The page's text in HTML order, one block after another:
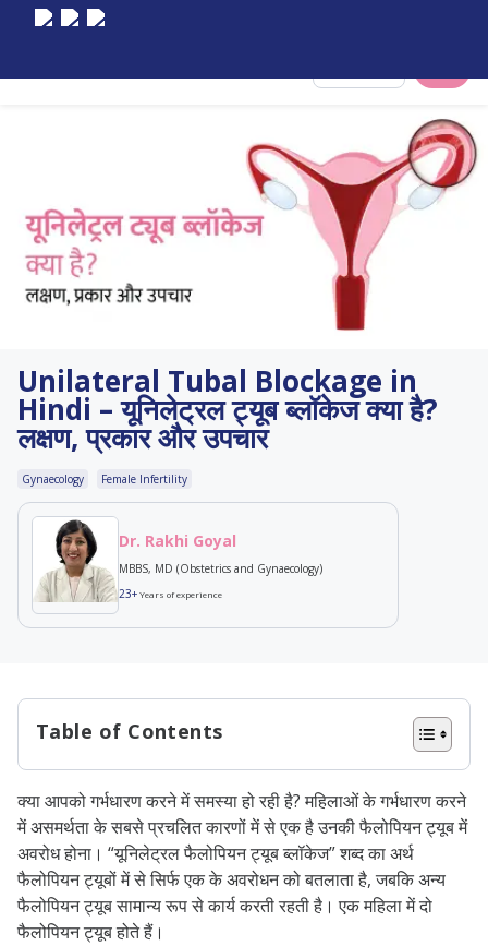
Unilateral Tubal Blockage in
Hindi – यूनिलेट्रल ट्यूब ब्लॉकेज क्या है?
लक्षण, प्रकार और उपचार
Gynaecology Female Infertility
Dr. Rakhi Goyal
MBBS, MD (Obstetrics and Gynaecology)
23+Years of experience
Table of Contents
यूनिलेट्रल ट्यूबल ब्लॉकेज के कारण
यूनिलेट्रल ट्यूबल ब्लॉकेज के लक्षण
निवारक उपाय
यूनिलेट्रल ट्यूबल रुकावट के लिए उपचार
क्या आपको गर्भधारण करने में समस्या हो रही है? महिलाओं के गर्भधारण करने
में असमर्थता के सबसे प्रचलित कारणों में से एक है उनकी फैलोपियन ट्यूब में
अवरोध होना। “यूनिलेट्रल फैलोपियन ट्यूब ब्लॉकेज” शब्द का अर्थ
फैलोपियन ट्यूबों में से सिर्फ एक के अवरोधन को बतलाता है, जबकि अन्य
फैलोपियन ट्यूब सामान्य रूप से कार्य करती रहती है। एक महिला में दो
फैलोपियन ट्यूब होते हैं।